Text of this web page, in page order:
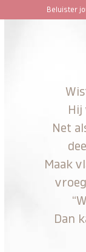
Beluister
Open
Close
Hij
Net
Maak
Dan